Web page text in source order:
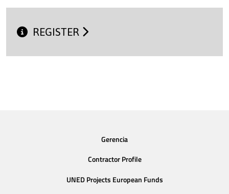
REGISTER
Gerencia
Contractor Profile
UNED Projects European Funds